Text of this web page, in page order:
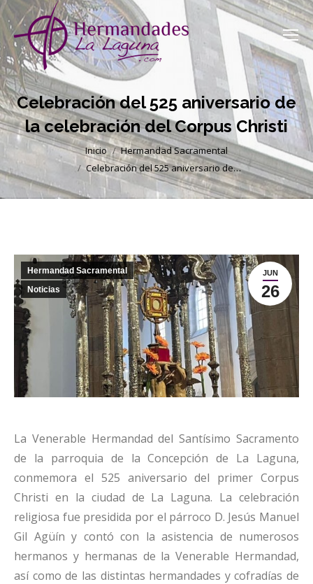
Celebración del 525 aniversario de
la celebración del Corpus Christi
Estás aquí: Inicio
Hermandad Sacramental
Celebración del 525 aniversario de…
JUN
26
Hermandad Sacramental
Noticias
La Venerable Hermandad del Santísimo Sacramento
de la parroquia de la Concepción de La Laguna,
conmemora el 525 aniversario del primer Corpus
Christi en la ciudad de La Laguna. La celebración
religiosa fue presidida por el párroco D. Jesús Manuel
Gil Agüín y contó con la asistencia de numerosos
hermanos y hermanas de la Venerable Hermandad,
así como de las distintas hermandades y cofradías de